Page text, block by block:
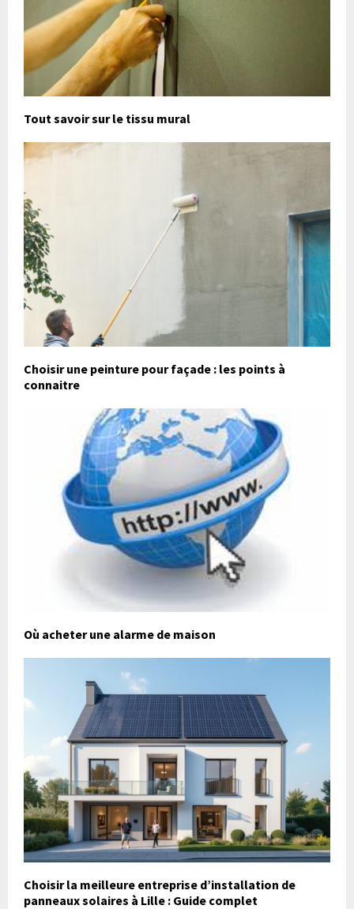
Tout savoir sur le tissu mural
Choisir une peinture pour façade : les points à
connaitre
Où acheter une alarme de maison
Choisir la meilleure entreprise d’installation de
panneaux solaires à Lille : Guide complet